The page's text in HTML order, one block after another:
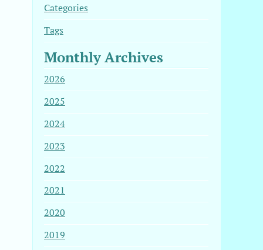
Categories
Tags
Monthly Archives
2026
2025
2024
2023
2022
2021
2020
2019